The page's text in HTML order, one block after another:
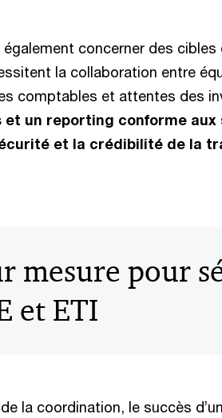
concerner des
la collaboration entre
comptables et attentes des
et un reporting conforme
et la crédibilité de la
mesure pour
et ETI
la coordination, le succès